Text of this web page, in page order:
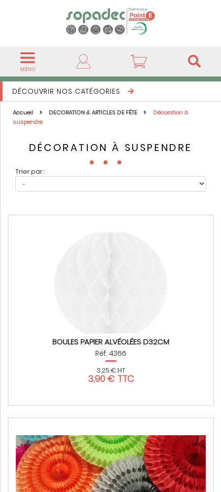
MENU
DÉCOUVRIR NOS CATÉGORIES
Accueil DECORATION & ARTICLES DE FÊTE
Décoration à
suspendre
DÉCORATION À SUSPENDRE
Trier par :
BOULES PAPIER ALVÉOLÉES D32CM
Réf: 4366
3,25 € HT
3,90 € TTC